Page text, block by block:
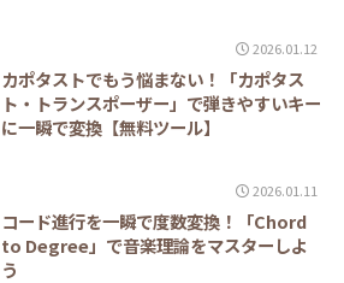
2026.01.12
カポタストでもう悩まない！「カポタス
ト・トランスポーザー」で弾きやすいキー
に一瞬で変換【無料ツール】
2026.01.11
コード進行を一瞬で度数変換！「Chord
to Degree」で音楽理論をマスターしよ
う